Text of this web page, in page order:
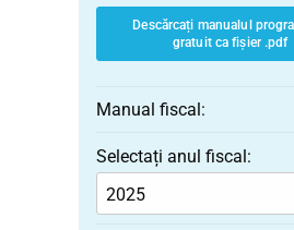
Descărcați manualul
gratuit ca fișier .pdf
Manual fiscal:
Selectați anul fiscal: